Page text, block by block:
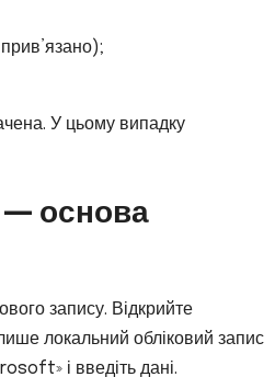
У цьому випадку
— основа
запису. Відкрийте
локальний обліковий запис
і введіть дані.